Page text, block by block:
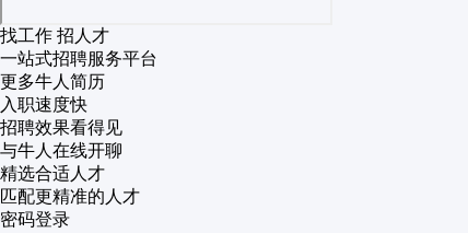
找工作 招人才
一站式招聘服务平台
更多牛人简历
入职速度快
招聘效果看得见
与牛人在线开聊
精选合适人才
匹配更精准的人才
密码登录